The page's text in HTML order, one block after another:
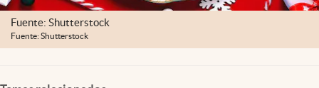
Fuente: Shutterstock
Fuente: Shutterstock